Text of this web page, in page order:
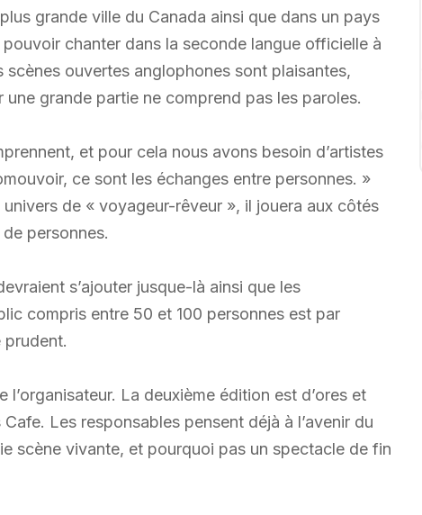
grande ville du Canada ainsi que dans un pays
chanter dans la seconde langue officielle à
ouvertes anglophones sont plaisantes,
grande partie ne comprend pas les paroles.
et pour cela nous avons besoin d’artistes
ce sont les échanges entre personnes. »
de « voyageur-rêveur », il jouera aux côtés
personnes.
s’ajouter jusque-là ainsi que les
compris entre 50 et 100 personnes est par
prudent.
La deuxième édition est d’ores et
Les responsables pensent déjà à l’avenir du
scène vivante, et pourquoi pas un spectacle de fin